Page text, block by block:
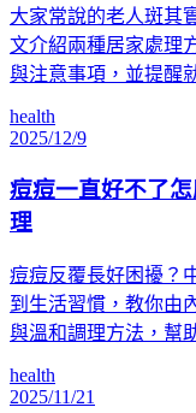
大家常說的老人斑其
文介紹兩種居家處理
與注意事項，並提醒
health
2025/12/9
痘痘一直好不了
理
痘痘反覆長好困擾？
到生活習慣，教你由
與溫和調理方法，幫
health
2025/11/21